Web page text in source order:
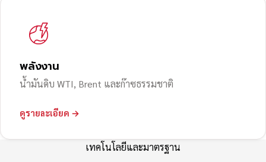
พลังงาน
น้ำมันดิบ WTI, Brent และก๊าซธรรมชาติ
ดูรายละเอียด →
เทคโนโลยีและมาตรฐาน